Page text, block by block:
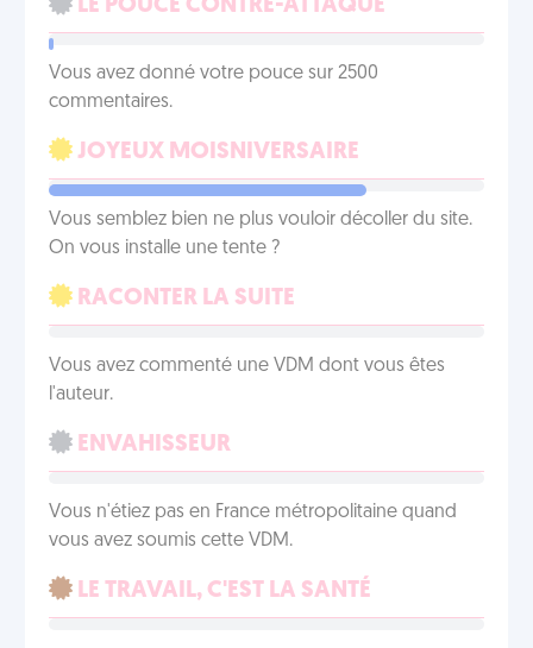
LE POUCE CONTRE-ATTAQUE
Vous avez donné votre pouce sur 2500
commentaires.
JOYEUX MOISNIVERSAIRE
Vous semblez bien ne plus vouloir décoller du site.
On vous installe une tente ?
RACONTER LA SUITE
Vous avez commenté une VDM dont vous êtes
l'auteur.
ENVAHISSEUR
Vous n'étiez pas en France métropolitaine quand
vous avez soumis cette VDM.
LE TRAVAIL, C'EST LA SANTÉ